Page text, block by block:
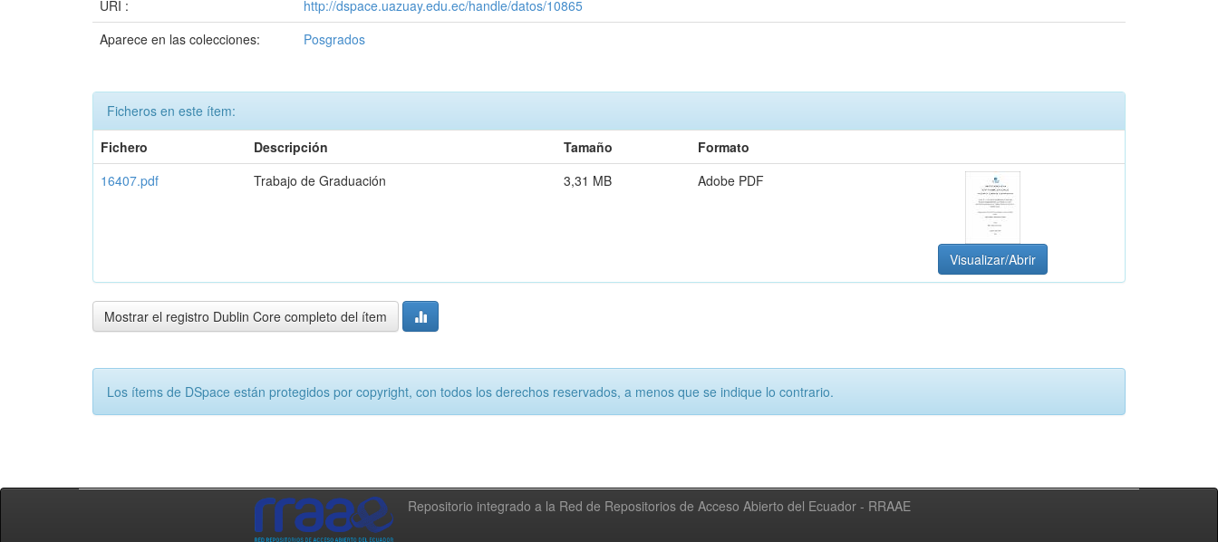
URI :
http://dspace.uazuay.edu.ec/handle/datos/10865
Aparece en las colecciones:
Posgrados
Ficheros en este ítem:
Fichero
Descripción Tamaño
Formato
16407.pdf
Trabajo de Graduación 3,31 MB Adobe PDF
Visualizar/Abrir
Mostrar el registro Dublin Core completo del ítem
Los ítems de DSpace están protegidos por copyright, con todos los derechos reservados, a menos que se indique lo contrario.
Repositorio integrado a la Red de Repositorios de Acceso Abierto del Ecuador - RRAAE